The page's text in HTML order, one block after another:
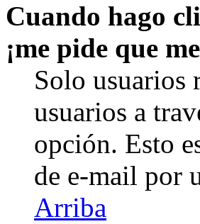
Cuando hago
¡me pide que
Solo usuarios
usuarios a
opción. Esto
de e-mail por
Arriba